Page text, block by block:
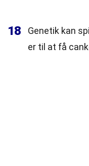
18
Genetik kan
er til at få